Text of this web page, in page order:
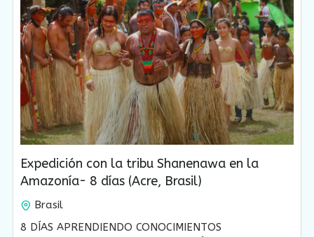
USD $1,450.00
Expedición con la tribu Shanenawa en la
Amazonía- 8 días (Acre, Brasil)
Brasil
8 DÍAS APRENDIENDO CONOCIMIENTOS